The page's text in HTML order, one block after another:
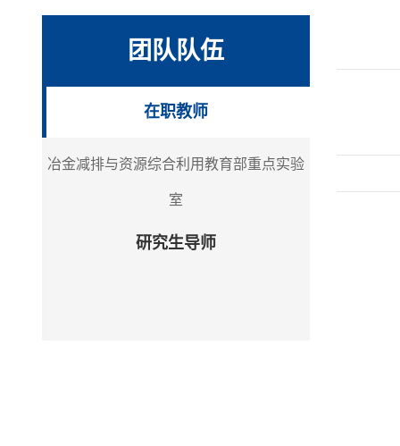
团队队伍
在职教师
冶金减排与资源综合利用教育部重点实验
室
研究生导师